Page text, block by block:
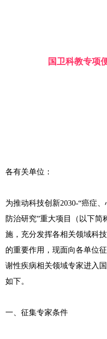
国卫科教专项
各有关单位：
为推动科技创新2030-“癌症
防治研究”重大项目（以下简
施，充分发挥各相关领域科
的重要作用，现面向各单位
谢性疾病相关领域专家进入
如下。
一、征集专家条件